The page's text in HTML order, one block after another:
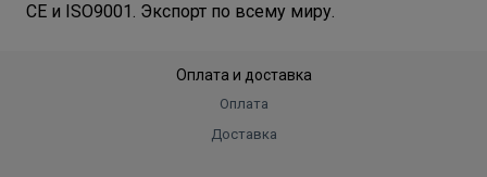
CE и ISO9001. Экспорт по всему миру.
Оплата и доставка
Оплата
Доставка